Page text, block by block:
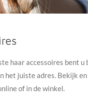
haar accessoires bent u
het juiste adres. Bekijk
of in de winkel.